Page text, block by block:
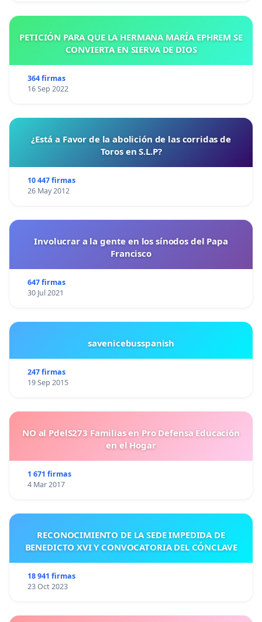
PETICIÓN PARA QUE LA HERMANA MARÍA EPHREM SE
CONVIERTA EN SIERVA DE DIOS
364 firmas
16 Sep 2022
¿Está a Favor de la abolición de las corridas de
Toros en S.L.P?
10 447 firmas
26 May 2012
Involucrar a la gente en los sínodos del Papa
Francisco
647 firmas
30 Jul 2021
savenicebusspanish
247 firmas
19 Sep 2015
NO al PdelS273 Familias en Pro Defensa Educación
en el Hogar
1 671 firmas
4 Mar 2017
RECONOCIMIENTO DE LA SEDE IMPEDIDA DE
BENEDICTO XVI Y CONVOCATORIA DEL CÓNCLAVE
18 941 firmas
23 Oct 2023